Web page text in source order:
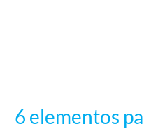
6 elementos